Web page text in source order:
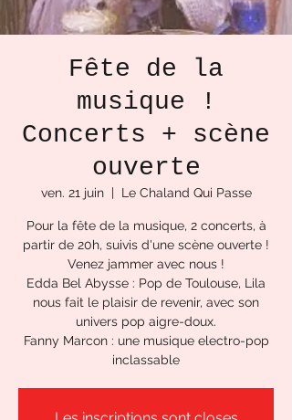
Fête de la
musique !
Concerts + scène
ouverte
ven. 21 juin
  |
Le Chaland Qui Passe
Pour la fête de la musique, 2 concerts, à
partir de 20h, suivis d'une scène ouverte !
Venez jammer avec nous !
Edda Bel Abysse : Pop de Toulouse, Lila
nous fait le plaisir de revenir, avec son
univers pop aigre-doux.
Fanny Marcon : une musique electro-pop
inclassable